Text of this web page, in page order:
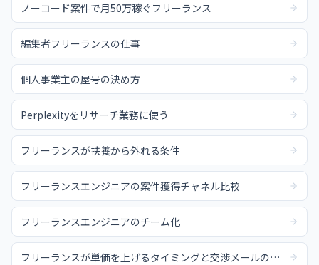
ノーコード案件で月50万稼ぐフリーランス
編集者フリーランスの仕事
個人事業主の屋号の決め方
Perplexityをリサーチ業務に使う
フリーランスが扶養から外れる条件
フリーランスエンジニアの案件獲得チャネル比較
フリーランスエンジニアのチーム化
フリーランスが単価を上げるタイミングと交渉メールの例文